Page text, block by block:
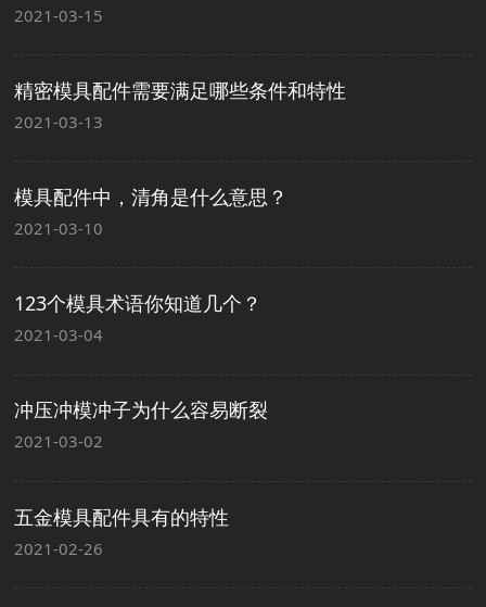
2021-03-15
精密模具配件需要满足哪些条件和特性
2021-03-13
模具配件中，清角是什么意思？
2021-03-10
123个模具术语你知道几个？
2021-03-04
冲压冲模冲子为什么容易断裂
2021-03-02
五金模具配件具有的特性
2021-02-26